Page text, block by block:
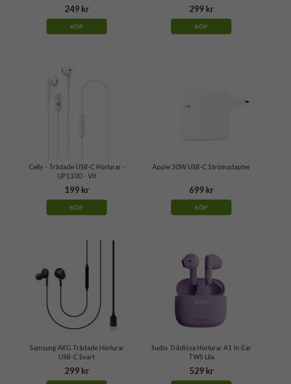
249 kr
KÖP
299 kr
KÖP
Celly - Trådade USB-C Hörlurar -
UP1100 - Vit
199 kr
KÖP
Apple 30W USB-C Strömadapter
699 kr
KÖP
Samsung AKG Trådade Hörlurar
USB-C Svart
299 kr
Sudio Trådlösa Hörlurar A1 In-Ear
TWS Lila
529 kr